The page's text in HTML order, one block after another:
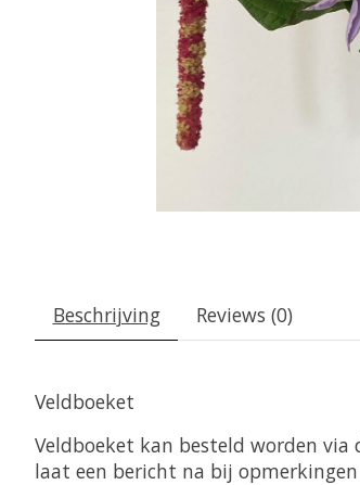
Beschrijving Reviews (0)
Veldboeket
Veldboeket kan besteld worden via
laat een bericht na bij